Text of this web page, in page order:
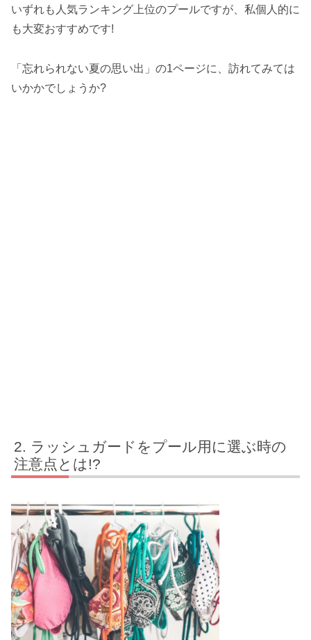
いずれも人気ランキング上位のプールですが、私個人的に
も大変おすすめです!
「忘れられない夏の思い出」の1ページに、訪れてみては
いかかでしょうか?
ラッシュガードをプール用に選ぶ時の
注意点とは!?